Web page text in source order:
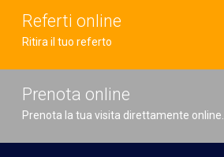
Referti online
Ritira il tuo referto
Prenota online
Prenota la tua visita direttamente online.